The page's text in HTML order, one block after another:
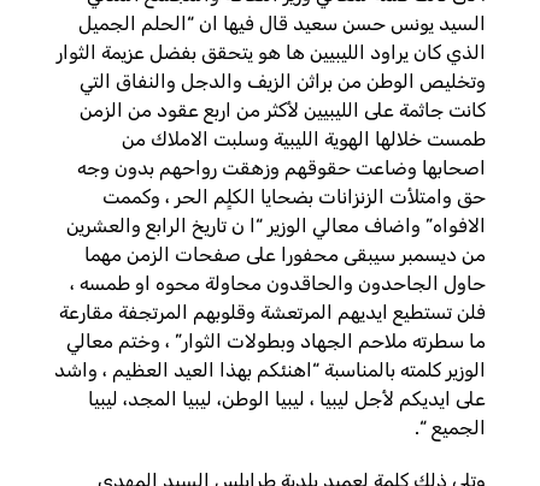
السيد يونس حسن سعيد قال فيها ان “الحلم الجميل
الذي كان يراود الليبيين ها هو يتحقق بفضل عزيمة الثوار
وتخليص الوطن من براثن الزيف والدجل والنفاق التي
كانت جاثمة على الليبيين لأكثر من اربع عقود من الزمن
طمست خلالها الهوية الليبية وسلبت الاملاك من
اصحابها وضاعت حقوقهم وزهقت رواحهم بدون وجه
حق وامتلأت الزنزانات بضحايا الكلٍم الحر ، وكممت
الافواه” واضاف معالي الوزير “ا ن تاريخ الرابع والعشرين
من ديسمبر سيبقى محفورا على صفحات الزمن مهما
حاول الجاحدون والحاقدون محاولة محوه او طمسه ،
فلن تستطيع ايديهم المرتعشة وقلوبهم المرتجفة مقارعة
ما سطرته ملاحم الجهاد وبطولات الثوار” ، وختم معالي
الوزير كلمته بالمناسبة “اهنئكم بهذا العيد العظيم ، واشد
على ايديكم لأجل ليبيا ، ليبيا الوطن، ليبيا المجد، ليبيا
الجميع “.
وتلى ذلك كلمة لعميد بلدية طرابلس السيد المهدي